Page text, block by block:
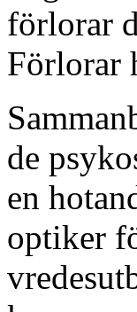
förlorar
Förlorar
de
en
optiker